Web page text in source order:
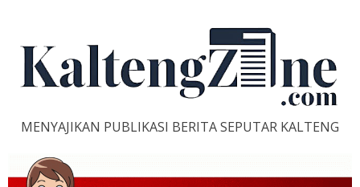
content
MENYAJIKAN PUBLIKASI BERITA SEPUTAR KALTENG